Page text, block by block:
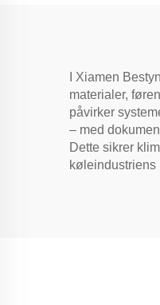
I Xiamen
materialer,
påvirker
– med
Dette sikrer
køleindustriens